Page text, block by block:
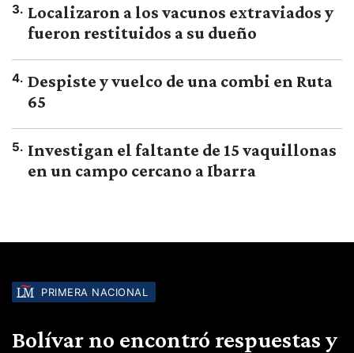
3. Localizaron a los vacunos extraviados y
fueron restituidos a su dueño
4. Despiste y vuelco de una combi en Ruta
65
5. Investigan el faltante de 15 vaquillonas
en un campo cercano a Ibarra
PRIMERA NACIONAL
Bolívar no encontró respuestas y